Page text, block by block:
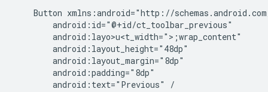
Button
android:layo>u<t_width=">;
android:text="Previous"
/